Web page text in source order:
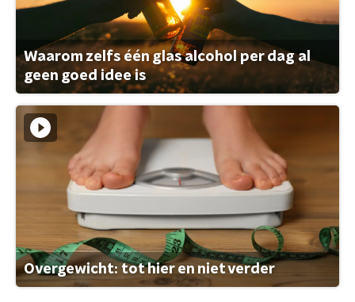
Waarom zelfs één glas alcohol per dag al
geen goed idee is
Overgewicht: tot hier en niet verder